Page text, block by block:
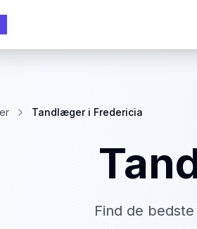
Tandlæger i Fredericia
Find de